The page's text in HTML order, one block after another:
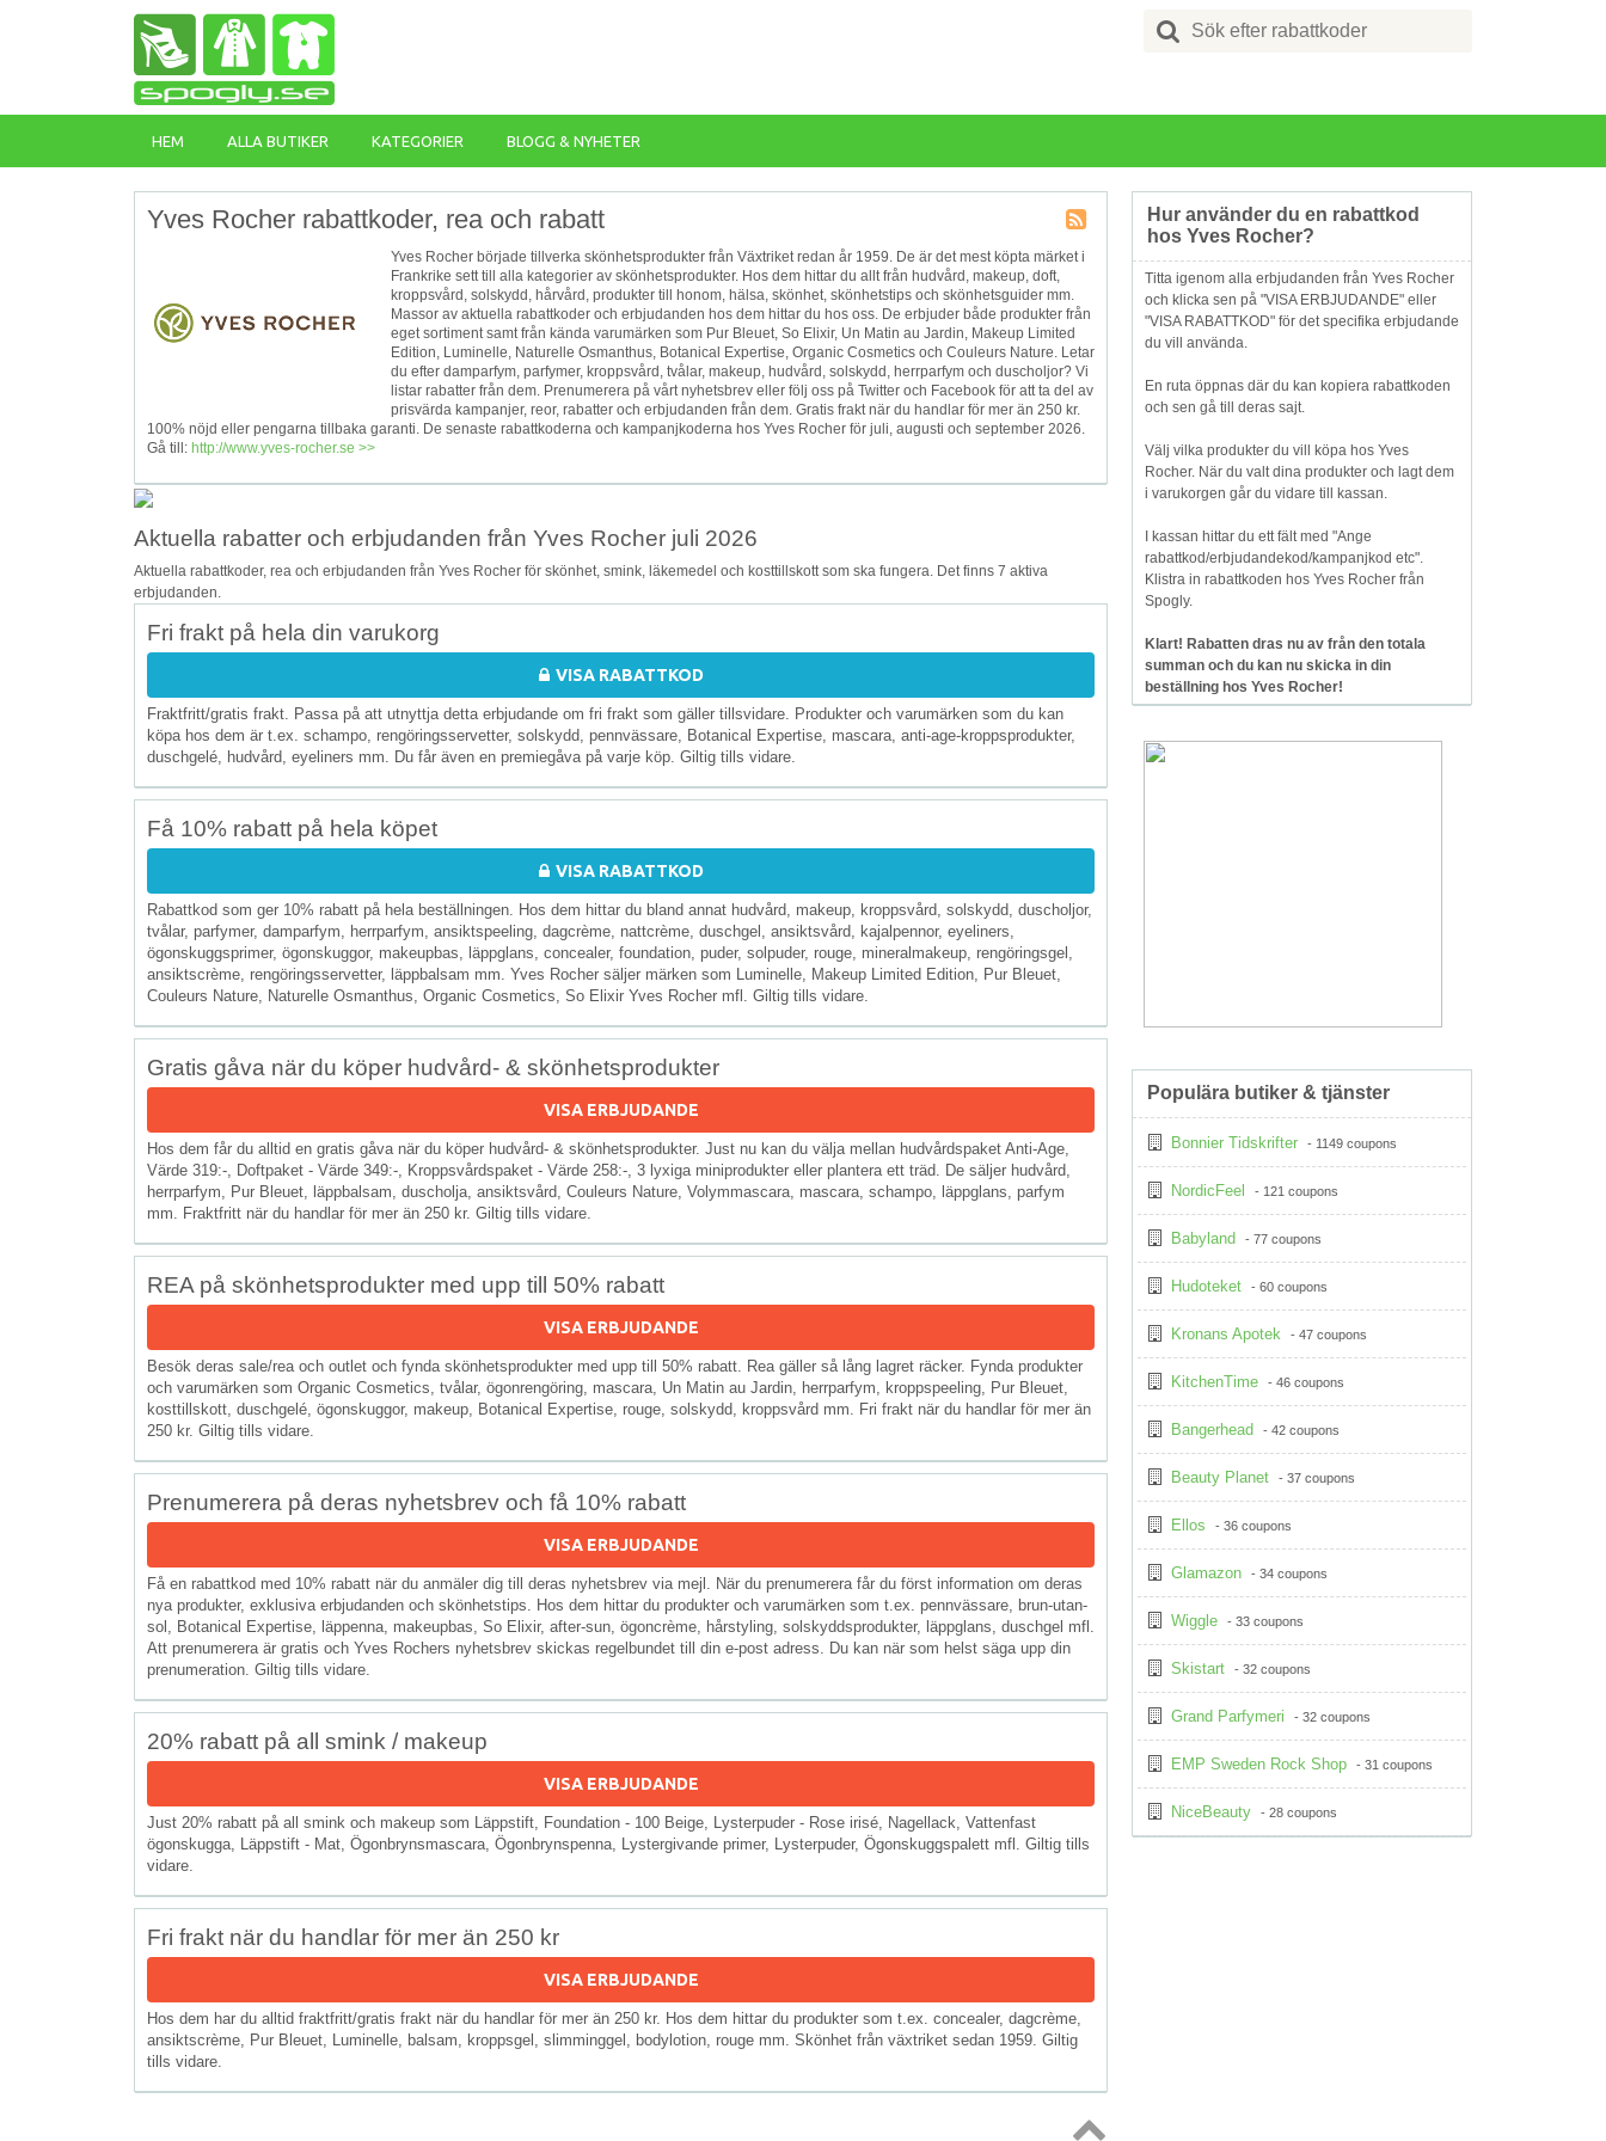
Search
for:
HEM ALLA BUTIKER KATEGORIER BLOGG & NYHETER
RSS
Yves Rocher rabattkoder, rea och rabatt
Yves Rocher började tillverka skönhetsprodukter från Växtriket redan år 1959. De är det mest köpta märket i
Frankrike sett till alla kategorier av skönhetsprodukter. Hos dem hittar du allt från hudvård, makeup, doft,
kroppsvård, solskydd, hårvård, produkter till honom, hälsa, skönhet, skönhetstips och skönhetsguider mm.
Massor av aktuella rabattkoder och erbjudanden hos dem hittar du hos oss. De erbjuder både produkter från
eget sortiment samt från kända varumärken som Pur Bleuet, So Elixir, Un Matin au Jardin, Makeup Limited
Edition, Luminelle, Naturelle Osmanthus, Botanical Expertise, Organic Cosmetics och Couleurs Nature. Letar
du efter damparfym, parfymer, kroppsvård, tvålar, makeup, hudvård, solskydd, herrparfym och duscholjor? Vi
listar rabatter från dem. Prenumerera på vårt nyhetsbrev eller följ oss på Twitter och Facebook för att ta del av
prisvärda kampanjer, reor, rabatter och erbjudanden från dem. Gratis frakt när du handlar för mer än 250 kr.
100% nöjd eller pengarna tillbaka garanti. De senaste rabattkoderna och kampanjkoderna hos Yves Rocher för juli, augusti och september 2026.
Gå till: http://www.yves-rocher.se >>
Aktuella rabatter och erbjudanden från Yves Rocher juli 2026
Aktuella rabattkoder, rea och erbjudanden från Yves Rocher för skönhet, smink, läkemedel och kosttillskott som ska fungera. Det finns 7 aktiva
erbjudanden.
Fri frakt på hela din varukorg
VISA RABATTKOD
Fraktfritt/gratis frakt. Passa på att utnyttja detta erbjudande om fri frakt som gäller tillsvidare. Produkter och varumärken som du kan
köpa hos dem är t.ex. schampo, rengöringsservetter, solskydd, pennvässare, Botanical Expertise, mascara, anti-age-kroppsprodukter,
duschgelé, hudvård, eyeliners mm. Du får även en premiegåva på varje köp. Giltig tills vidare.
Få 10% rabatt på hela köpet
VISA RABATTKOD
Rabattkod som ger 10% rabatt på hela beställningen. Hos dem hittar du bland annat hudvård, makeup, kroppsvård, solskydd, duscholjor,
tvålar, parfymer, damparfym, herrparfym, ansiktspeeling, dagcrème, nattcrème, duschgel, ansiktsvård, kajalpennor, eyeliners,
ögonskuggsprimer, ögonskuggor, makeupbas, läppglans, concealer, foundation, puder, solpuder, rouge, mineralmakeup, rengöringsgel,
ansiktscrème, rengöringsservetter, läppbalsam mm. Yves Rocher säljer märken som Luminelle, Makeup Limited Edition, Pur Bleuet,
Couleurs Nature, Naturelle Osmanthus, Organic Cosmetics, So Elixir Yves Rocher mfl. Giltig tills vidare.
Gratis gåva när du köper hudvård- & skönhetsprodukter
VISA ERBJUDANDE
Hos dem får du alltid en gratis gåva när du köper hudvård- & skönhetsprodukter. Just nu kan du välja mellan hudvårdspaket Anti-Age,
Värde 319:-, Doftpaket - Värde 349:-, Kroppsvårdspaket - Värde 258:-, 3 lyxiga miniprodukter eller plantera ett träd. De säljer hudvård,
herrparfym, Pur Bleuet, läppbalsam, duscholja, ansiktsvård, Couleurs Nature, Volymmascara, mascara, schampo, läppglans, parfym
mm. Fraktfritt när du handlar för mer än 250 kr. Giltig tills vidare.
REA på skönhetsprodukter med upp till 50% rabatt
VISA ERBJUDANDE
Besök deras sale/rea och outlet och fynda skönhetsprodukter med upp till 50% rabatt. Rea gäller så lång lagret räcker. Fynda produkter
och varumärken som Organic Cosmetics, tvålar, ögonrengöring, mascara, Un Matin au Jardin, herrparfym, kroppspeeling, Pur Bleuet,
kosttillskott, duschgelé, ögonskuggor, makeup, Botanical Expertise, rouge, solskydd, kroppsvård mm. Fri frakt när du handlar för mer än
250 kr. Giltig tills vidare.
Prenumerera på deras nyhetsbrev och få 10% rabatt
VISA ERBJUDANDE
Få en rabattkod med 10% rabatt när du anmäler dig till deras nyhetsbrev via mejl. När du prenumerera får du först information om deras
nya produkter, exklusiva erbjudanden och skönhetstips. Hos dem hittar du produkter och varumärken som t.ex. pennvässare, brun-utan-
sol, Botanical Expertise, läppenna, makeupbas, So Elixir, after-sun, ögoncrème, hårstyling, solskyddsprodukter, läppglans, duschgel mfl.
Att prenumerera är gratis och Yves Rochers nyhetsbrev skickas regelbundet till din e-post adress. Du kan när som helst säga upp din
prenumeration. Giltig tills vidare.
20% rabatt på all smink / makeup
VISA ERBJUDANDE
Just 20% rabatt på all smink och makeup som Läppstift, Foundation - 100 Beige, Lysterpuder - Rose irisé, Nagellack, Vattenfast
ögonskugga, Läppstift - Mat, Ögonbrynsmascara, Ögonbrynspenna, Lystergivande primer, Lysterpuder, Ögonskuggspalett mfl. Giltig tills
vidare.
Fri frakt när du handlar för mer än 250 kr
VISA ERBJUDANDE
Hos dem har du alltid fraktfritt/gratis frakt när du handlar för mer än 250 kr. Hos dem hittar du produkter som t.ex. concealer, dagcrème,
ansiktscrème, Pur Bleuet, Luminelle, balsam, kroppsgel, slimminggel, bodylotion, rouge mm. Skönhet från växtriket sedan 1959. Giltig
tills vidare.
Hur använder du en rabattkod
hos Yves Rocher?
Titta igenom alla erbjudanden från Yves Rocher
och klicka sen på "VISA ERBJUDANDE" eller
"VISA RABATTKOD" för det specifika erbjudande
du vill använda.
En ruta öppnas där du kan kopiera rabattkoden
och sen gå till deras sajt.
Välj vilka produkter du vill köpa hos Yves
Rocher. När du valt dina produkter och lagt dem
i varukorgen går du vidare till kassan.
I kassan hittar du ett fält med "Ange
rabattkod/erbjudandekod/kampanjkod etc".
Klistra in rabattkoden hos Yves Rocher från
Spogly.
Klart! Rabatten dras nu av från den totala
summan och du kan nu skicka in din
beställning hos Yves Rocher!
Populära butiker & tjänster
Bonnier Tidskrifter - 1149 coupons
NordicFeel - 121 coupons
Babyland - 77 coupons
Hudoteket - 60 coupons
Kronans Apotek - 47 coupons
KitchenTime - 46 coupons
Bangerhead - 42 coupons
Beauty Planet - 37 coupons
Ellos - 36 coupons
Glamazon - 34 coupons
Wiggle - 33 coupons
Skistart - 32 coupons
Grand Parfymeri - 32 coupons
EMP Sweden Rock Shop - 31 coupons
NiceBeauty - 28 coupons